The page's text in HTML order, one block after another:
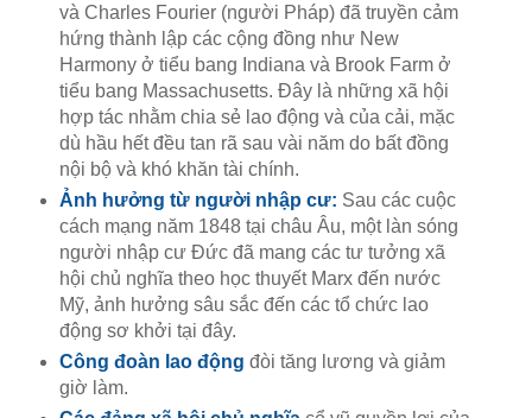
và Charles Fourier (người Pháp) đã truyền cảm
hứng thành lập các cộng đồng như New
Harmony ở tiểu bang Indiana và Brook Farm ở
tiểu bang Massachusetts. Đây là những xã hội
hợp tác nhằm chia sẻ lao động và của cải, mặc
dù hầu hết đều tan rã sau vài năm do bất đồng
nội bộ và khó khăn tài chính.
Ảnh hưởng từ người nhập cư: Sau các cuộc
cách mạng năm 1848 tại châu Âu, một làn sóng
người nhập cư Đức đã mang các tư tưởng xã
hội chủ nghĩa theo học thuyết Marx đến nước
Mỹ, ảnh hưởng sâu sắc đến các tổ chức lao
động sơ khởi tại đây.
Công đoàn lao động đòi tăng lương và giảm
giờ làm.